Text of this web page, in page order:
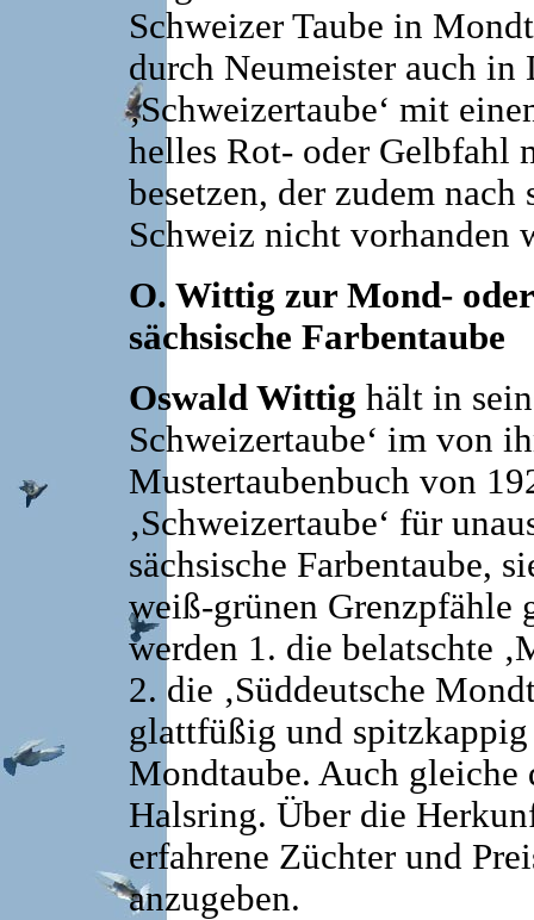
Schweizer Taube in
durch Neumeister auch in
‚Schweizertaube‘ mit
helles Rot- oder Gelbfahl
besetzen, der zudem
Schweiz nicht vorhanden
O. Wittig zur Mond-
sächsische Farbentaube
Oswald Wittig hält in
Schweizertaube‘ im von
Mustertaubenbuch von
‚Schweizertaube‘ für
sächsische Farbentaube,
weiß-grünen Grenzpfähle
werden 1. die belatschte
2. die ‚Süddeutsche
glattfüßig und
Mondtaube. Auch gleiche
Halsring. Über die
erfahrene Züchter und
anzugeben.